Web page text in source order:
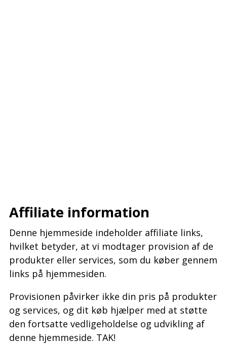
Affiliate information
Denne hjemmeside indeholder affiliate links,
hvilket betyder, at vi modtager provision af de
produkter eller services, som du køber gennem
links på hjemmesiden.
Provisionen påvirker ikke din pris på produkter
og services, og dit køb hjælper med at støtte
den fortsatte vedligeholdelse og udvikling af
denne hjemmeside. TAK!